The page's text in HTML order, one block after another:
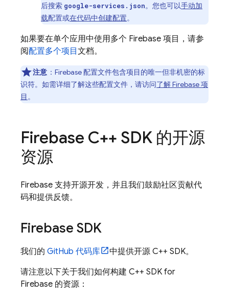
后搜索 google-services.json。您也可以手动加
载配置或在代码中创建配置。
如果要在单个应用中使用多个 Firebase 项目，请参
阅配置多个项目 文档。
注意 ：Firebase 配置文件包含项目的唯一但非机密的标
识符。如需详细了解这些配置文件，请访问了解 Firebase 项
目。
Firebase C++ SDK 的开源
资源
Firebase 支持开源开发，并且我们鼓励社区贡献代
码和提供反馈。
Firebase SDK
我们的 GitHub 代码库
中提供开源 C++ SDK。
请注意以下关于我们如何构建 C++ SDK for
Firebase 的资源：